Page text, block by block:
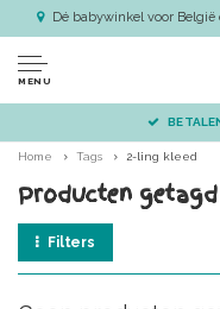
Dé babywinkel voor België
MENU
Home Tags 2-ling kleed
Producten
Filters